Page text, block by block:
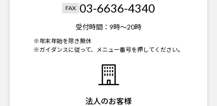
FAX 03-6636-4340
受付時間： 9時～20時
※年末年始を除き無休
※ガイダンスに従って、メニュー番号を押してください。
法人のお客様